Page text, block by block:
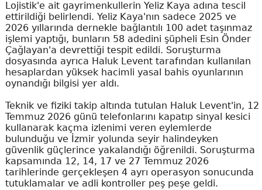
Lojistik'e ait gayrimenkullerin Yeliz Kaya adına tescil
ettirildiği belirlendi. Yeliz Kaya'nın sadece 2025 ve
2026 yıllarında dernekle bağlantılı 100 adet taşınmaz
işlemi yaptığı, bunların 58 adedini şüpheli Esin Önder
Çağlayan'a devrettiği tespit edildi. Soruşturma
dosyasında ayrıca Haluk Levent tarafından kullanılan
hesaplardan yüksek hacimli yasal bahis oyunlarının
oynandığı bilgisi yer aldı.
Teknik ve fiziki takip altında tutulan Haluk Levent'in, 12
Temmuz 2026 günü telefonlarını kapatıp sinyal kesici
kullanarak kaçma izlenimi veren eylemlerde
bulunduğu ve İzmir yolunda seyir halindeyken
güvenlik güçlerince yakalandığı öğrenildi. Soruşturma
kapsamında 12, 14, 17 ve 27 Temmuz 2026
tarihlerinde gerçekleşen 4 ayrı operasyon sonucunda
tutuklamalar ve adli kontroller peş peşe geldi.